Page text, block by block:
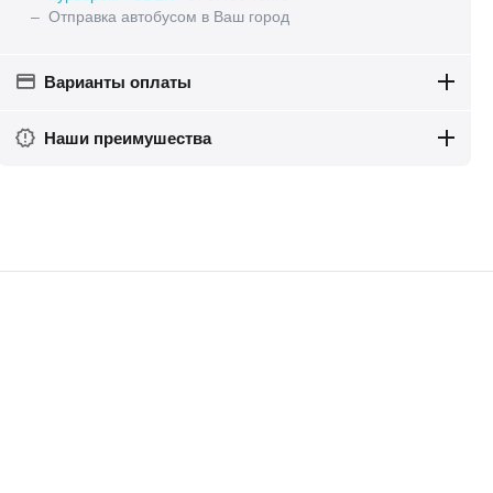
– Отправка автобусом в Ваш город
Варианты оплаты
Наши преимушества